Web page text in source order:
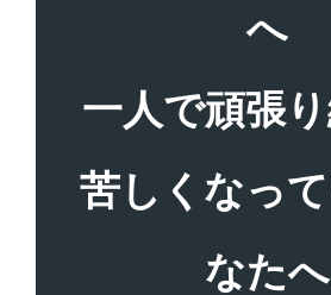
へ
一人で頑張
苦しくなっ
なたへ